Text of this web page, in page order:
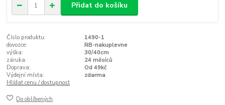
Přidat do košíku
Číslo produktu:
1490-1
dovozce:
RB-nakuplevne
výška:
30/40cm
záruka:
24 měsíců
Doprava:
Od 49kč
Výdejní místa:
zdarma
Hlídat cenu / dostupnost
Do oblíbených